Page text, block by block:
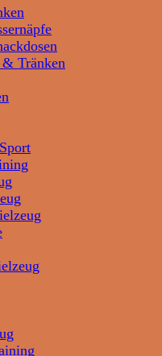
& Tränken